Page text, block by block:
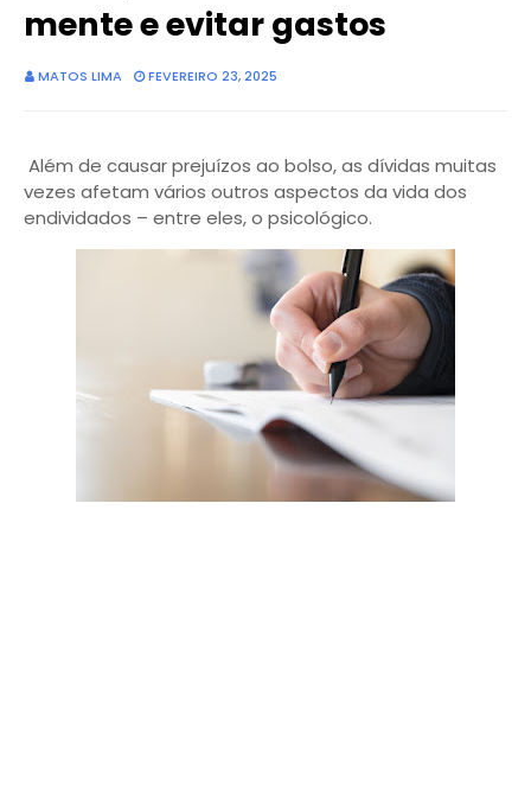
mente e evitar gastos
MATOS LIMA FEVEREIRO 23, 2025
Além de causar prejuízos ao bolso, as dívidas muitas
vezes afetam vários outros aspectos da vida dos
endividados – entre eles, o psicológico.